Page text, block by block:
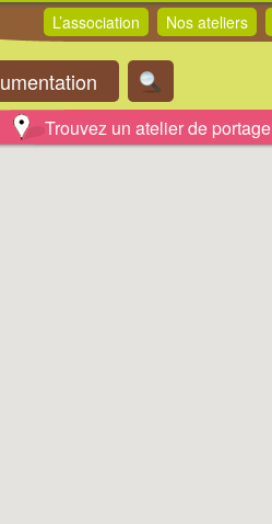
L’association Nos ateliers
Trouvez un atelier de portage